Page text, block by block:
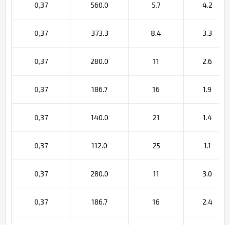
0,37 560.0 5.7 4.2
0,37 373.3 8.4 3.3
0,37 280.0 11 2.6
0,37 186.7 16 1.9
0,37 140.0 21 1.4
0,37 112.0 25 1.1
0,37 280.0 11 3.0
0,37 186.7 16 2.4